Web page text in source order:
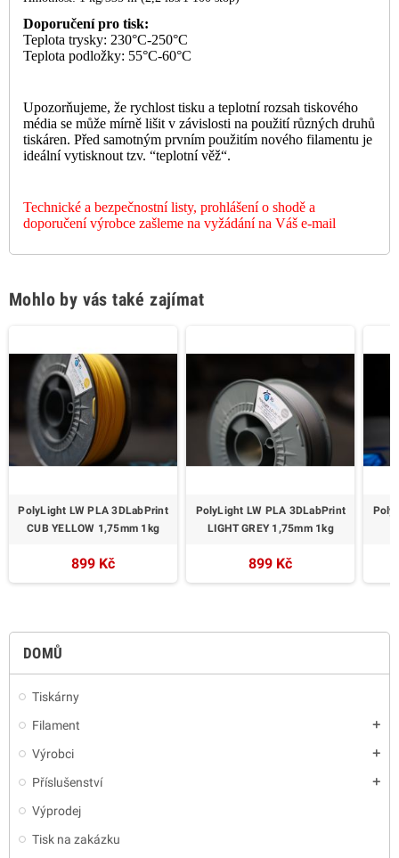
DOMŮ
Tiskárny
Filament
add
Výrobci add
Příslušenství add
Výprodej
Tisk na zakázku
Doporučení pro tisk:
Teplota trysky: 230°C-250°C
Teplota podložky: 55°C-60°C
Upozorňujeme, že rychlost tisku a teplotní rozsah tiskového
média se může mírně lišit v závislosti na použití různých druhů
tiskáren. Před samotným prvním použitím nového filamentu je
ideální vytisknout tzv. “teplotní věž“.
Technické a bezpečnostní listy, prohlášení o shodě a
doporučení výrobce zašleme na vyžádání na Váš e-mail
Mohlo by vás také zajímat
PolyLight LW PLA 3DLabPrint
CUB YELLOW 1,75mm 1kg
899 Kč
PolyLight LW PLA 3DLabPrint
LIGHT GREY 1,75mm 1kg
899 Kč